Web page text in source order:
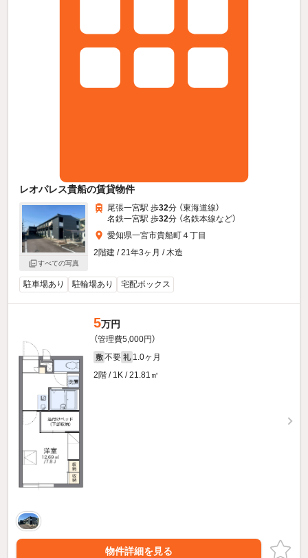
レオパレス貴船の賃貸物件
すべての写真
尾張一宮駅 歩32分 （東海道線）
名鉄一宮駅 歩32分 （名鉄本線など）
愛知県一宮市貴船町４丁目
2階建 / 21年3ヶ月 / 木造
駐車場あり 駐輪場あり 宅配ボックス
5万円
（管理費5,000円）
敷 不要 礼 1.0ヶ月
2階 / 1K / 21.81㎡
物件詳細を見る